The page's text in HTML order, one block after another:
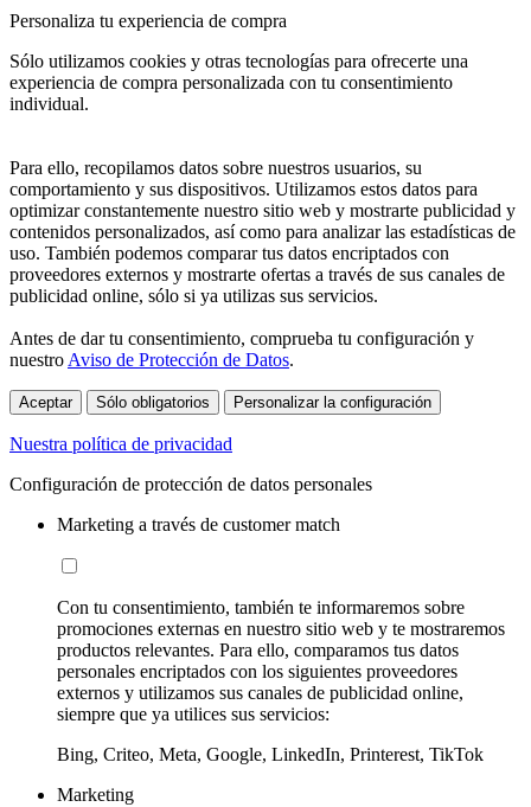
Personaliza tu experiencia de compra
Sólo utilizamos cookies y otras tecnologías para ofrecerte una
experiencia de compra personalizada con tu consentimiento
individual.
Para ello, recopilamos datos sobre nuestros usuarios, su
comportamiento y sus dispositivos. Utilizamos estos datos para
optimizar constantemente nuestro sitio web y mostrarte publicidad y
contenidos personalizados, así como para analizar las estadísticas de
uso. También podemos comparar tus datos encriptados con
proveedores externos y mostrarte ofertas a través de sus canales de
publicidad online, sólo si ya utilizas sus servicios.
Antes de dar tu consentimiento, comprueba tu configuración y
nuestro Aviso de Protección de Datos.
Aceptar Sólo obligatorios Personalizar la configuración
Nuestra política de privacidad
Configuración de protección de datos personales
Marketing a través de customer match
Con tu consentimiento, también te informaremos sobre
promociones externas en nuestro sitio web y te mostraremos
productos relevantes. Para ello, comparamos tus datos
personales encriptados con los siguientes proveedores
externos y utilizamos sus canales de publicidad online,
siempre que ya utilices sus servicios:
Bing, Criteo, Meta, Google, LinkedIn, Printerest, TikTok
Marketing